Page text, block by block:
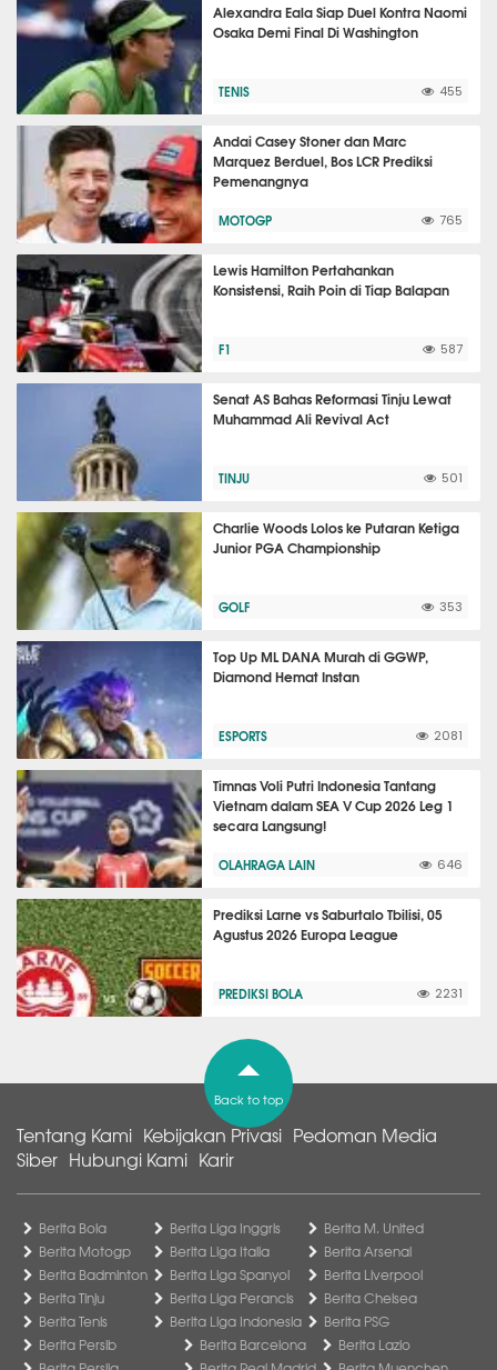
Alexandra Eala Siap Duel Kontra Naomi
Osaka Demi Final Di Washington
TENIS 455
Andai Casey Stoner dan Marc
Marquez Berduel, Bos LCR Prediksi
Pemenangnya
MOTOGP 765
Lewis Hamilton Pertahankan
Konsistensi, Raih Poin di Tiap Balapan
F1 587
Senat AS Bahas Reformasi Tinju Lewat
Muhammad Ali Revival Act
TINJU 501
Charlie Woods Lolos ke Putaran Ketiga
Junior PGA Championship
GOLF 353
Top Up ML DANA Murah di GGWP,
Diamond Hemat Instan
ESPORTS 2081
Timnas Voli Putri Indonesia Tantang
Vietnam dalam SEA V Cup 2026 Leg 1
secara Langsung!
OLAHRAGA LAIN 646
Prediksi Larne vs Saburtalo Tbilisi, 05
Agustus 2026 Europa League
PREDIKSI BOLA 2231
Back to top
Tentang Kami Kebijakan Privasi Pedoman Media
Siber Hubungi Kami Karir
Berita Bola
Berita Motogp
Berita Badminton
Berita Tinju
Berita Tenis
Berita Liga Inggris
Berita Liga Italia
Berita Liga Spanyol
Berita Liga Perancis
Berita Liga Indonesia
Berita M. United
Berita Arsenal
Berita Liverpool
Berita Chelsea
Berita PSG
Berita Persib
Berita Barcelona
Berita Lazio